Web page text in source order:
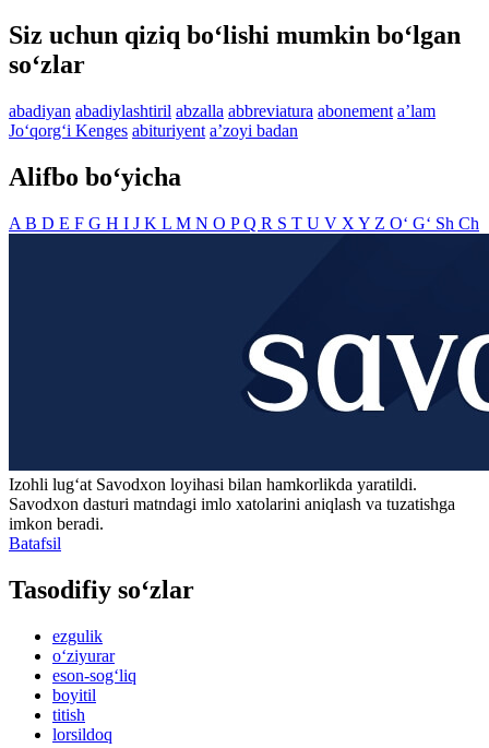
Siz uchun qiziq bo‘lishi mumkin bo‘lgan
so‘zlar
abadiyan abadiylashtiril abzalla abbreviatura abonement aʼlam
Jo‘qorg‘i Kenges abituriyent aʼzoyi badan
Alifbo bo‘yicha
A B D E F G H I J K L M N O PQ R S T U V X Y Z O‘ G‘ Sh Ch
Izohli lugʻat Savodxon loyihasi bilan hamkorlikda yaratildi.
Savodxon dasturi matndagi imlo xatolarini aniqlash va tuzatishga
imkon beradi.
Batafsil
Tasodifiy so‘zlar
ezgulik
o‘ziyurar
eson-sog‘liq
boyitil
titish
lorsildoq